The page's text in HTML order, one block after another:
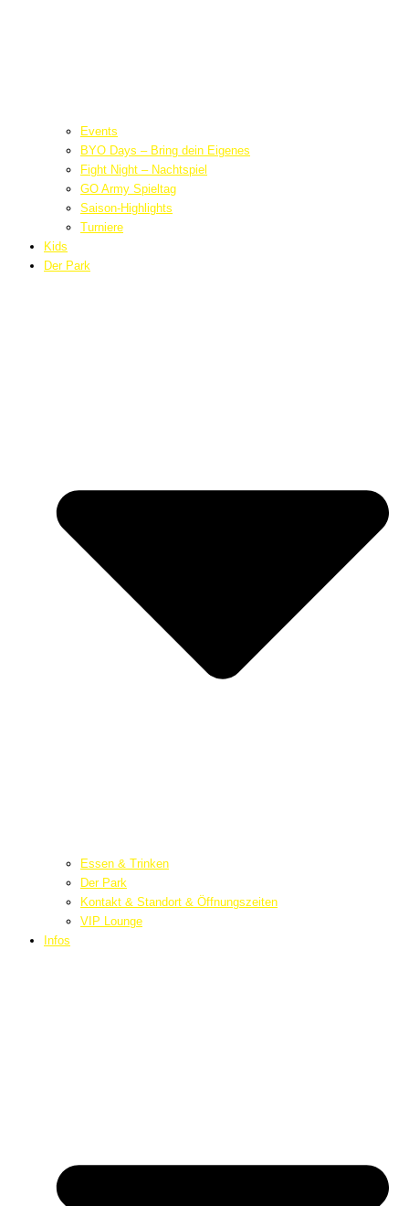
Events
BYO Days – Bring dein Eigenes
Fight Night – Nachtspiel
GO Army Spieltag
Saison-Highlights
Turniere
Kids
Der Park
Essen & Trinken
Der Park
Kontakt & Standort & Öffnungszeiten
VIP Lounge
Infos